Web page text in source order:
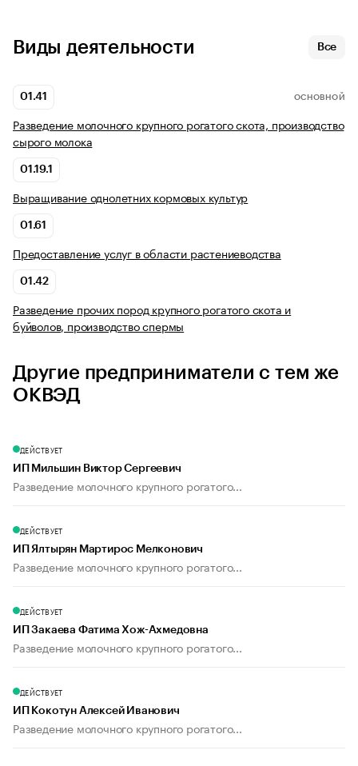
Виды деятельности Все
01.41 ОСНОВНОЙ
Разведение молочного крупного рогатого скота, производство
сырого молока
01.19.1
Выращивание однолетних кормовых культур
01.61
Предоставление услуг в области растениеводства
01.42
Разведение прочих пород крупного рогатого скота и
буйволов, производство спермы
Другие предприниматели с тем же
ОКВЭД
ДЕЙСТВУЕТ
ИП Мильшин Виктор Сергеевич
Разведение молочного крупного рогатого...
ДЕЙСТВУЕТ
ИП Ялтырян Мартирос Мелконович
Разведение молочного крупного рогатого...
ДЕЙСТВУЕТ
ИП Закаева Фатима Хож-Ахмедовна
Разведение молочного крупного рогатого...
ДЕЙСТВУЕТ
ИП Кокотун Алексей Иванович
Разведение молочного крупного рогатого...